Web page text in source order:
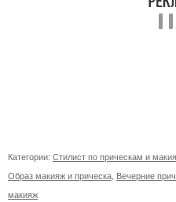
Категории: Стилист по прическам и
Образ макияж и прическа Вечерние
макияж